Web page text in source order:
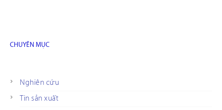
CHUYÊN MỤC
Nghiên cứu
Tin sản xuất